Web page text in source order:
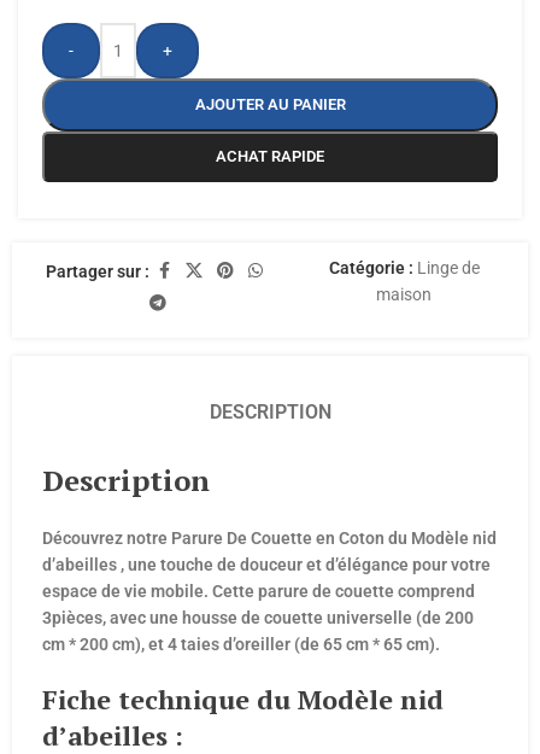
- +
AJOUTER AU PANIER
ACHAT RAPIDE
Partager sur : Catégorie : Linge de
maison
DESCRIPTION
Description
Découvrez notre Parure De Couette en Coton du Modèle nid
d’abeilles , une touche de douceur et d’élégance pour votre
espace de vie mobile. Cette parure de couette comprend
3pièces, avec une housse de couette universelle (de 200
cm * 200 cm), et 4 taies d’oreiller (de 65 cm * 65 cm).
Fiche technique du Modèle nid
d’abeilles :